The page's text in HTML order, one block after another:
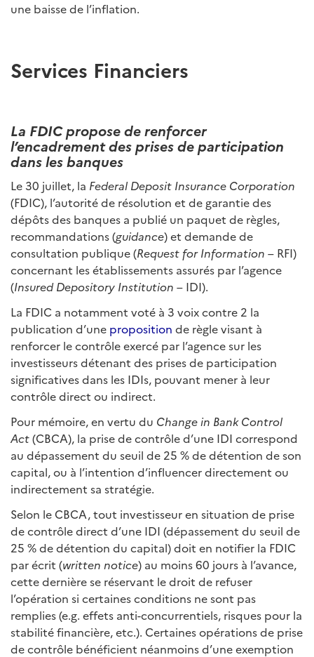
une baisse de l’inflation.
Services Financiers
La FDIC propose de renforcer
l’encadrement des prises de participation
dans les banques
Le 30 juillet, la Federal Deposit Insurance Corporation
(FDIC), l’autorité de résolution et de garantie des
dépôts des banques a publié un paquet de règles,
recommandations (guidance) et demande de
consultation publique (Request for Information – RFI)
concernant les établissements assurés par l’agence
(Insured Depository Institution – IDI).
La FDIC a notamment voté à 3 voix contre 2 la
publication d’une proposition de règle visant à
renforcer le contrôle exercé par l’agence sur les
investisseurs détenant des prises de participation
significatives dans les IDIs, pouvant mener à leur
contrôle direct ou indirect.
Pour mémoire, en vertu du Change in Bank Control
Act(CBCA), la prise de contrôle d’une IDI correspond
au dépassement du seuil de 25 % de détention de son
capital, ou à l’intention d’influencer directement ou
indirectement sa stratégie.
Selon le CBCA, tout investisseur en situation de prise
de contrôle direct d’une IDI (dépassement du seuil de
25 % de détention du capital) doit en notifier la FDIC
par écrit (written notice) au moins 60 jours à l’avance,
cette dernière se réservant le droit de refuser
l’opération si certaines conditions ne sont pas
remplies (e.g. effets anti-concurrentiels, risques pour la
stabilité financière, etc.). Certaines opérations de prise
de contrôle bénéficient néanmoins d’une exemption